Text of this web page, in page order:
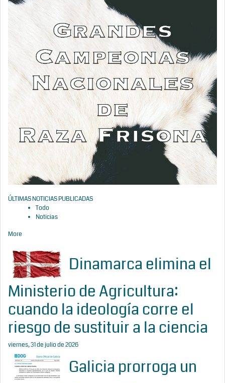
ÚLTIMAS NOTICIAS PUBLICADAS
Todo
Noticias
More
Dinamarca elimina el
Ministerio de Agricultura:
cuando la ideología corre el
riesgo de sustituir a la ciencia
viernes, 31 de julio de 2026
Galicia prorroga un